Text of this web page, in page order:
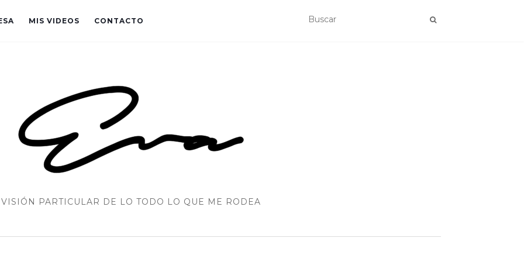
MIS VIDEOS CONTACTO
VISIÓN PARTICULAR DE LO TODO LO QUE ME RODEA